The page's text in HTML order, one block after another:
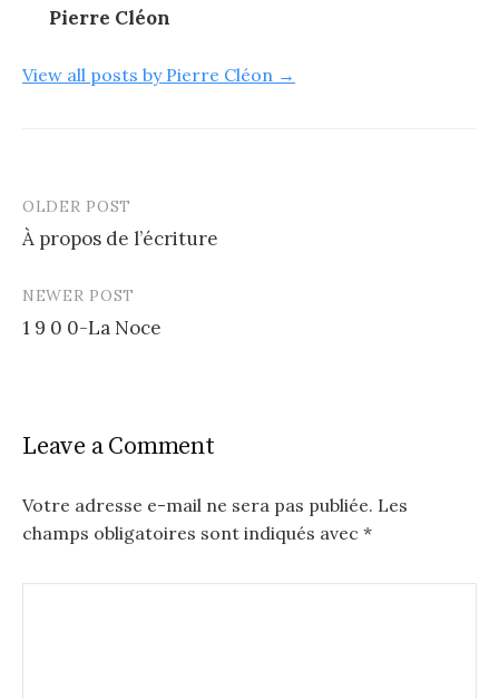
Pierre Cléon
View all posts by Pierre Cléon →
Post
navigation
OLDER POST
À propos de l’écriture
NEWER POST
1 9 0 0-La Noce
Leave a Comment
Votre adresse e-mail ne sera pas publiée. Les
champs obligatoires sont indiqués avec *